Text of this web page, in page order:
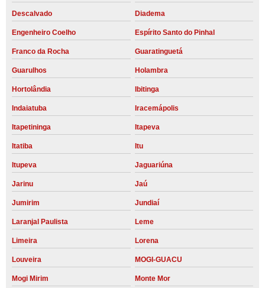
Descalvado Diadema
Engenheiro Coelho Espírito Santo do Pinhal
Franco da Rocha Guaratinguetá
Guarulhos Holambra
Hortolândia Ibitinga
Indaiatuba Iracemápolis
Itapetininga Itapeva
Itatiba Itu
Itupeva Jaguariúna
Jarinu Jaú
Jumirim Jundiaí
Laranjal Paulista Leme
Limeira Lorena
Louveira MOGI-GUACU
Mogi Mirim Monte Mor